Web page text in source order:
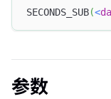
SECONDS_SUB(<
参数